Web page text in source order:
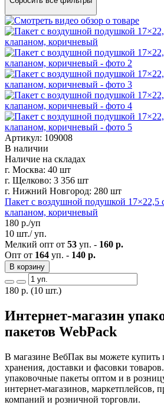
Артикул: 109008
В наличии
Наличие на складах
г. Москва: 40 шт
г. Щелково: 3 356 шт
г. Нижний Новгород: 280 шт
Пакет с воздушной подушкой 17×22,5
клапаном, коричневый
180 р./уп
10 шт./ уп.
Мелкий опт от 53 уп. - 160 р.
Опт от 164 уп. - 140 р.
В корзину
180 р. (10 шт.)
Интернет-магазин
пакетов WebPack
В магазине ВебПак вы можете купить
хранения, доставки и фасовки
упаковочные пакеты оптом и в
интернет-магазинов, маркетплейсов,
компаний и розничной торговли.